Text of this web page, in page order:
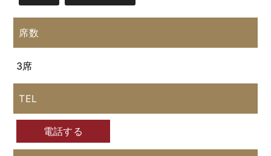
席数
3席
TEL
電話する